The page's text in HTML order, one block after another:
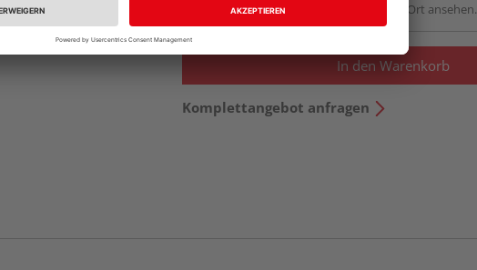
Verfügbar in der Ausstellung - vor Ort ansehen.
In den Warenkorb
Komplettangebot anfragen